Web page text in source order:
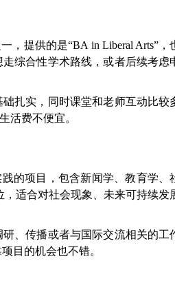
，提供的是“BA in Liberal Arts”，
综合性学术路线，或者后续考虑
扎实，同时课堂和老师互动比较
活费不便宜。
践的项目，包含新闻学、教育学、
适合对社会现象、未来可持续发
、传播或者与国际交流相关的工
目的机会也不错。